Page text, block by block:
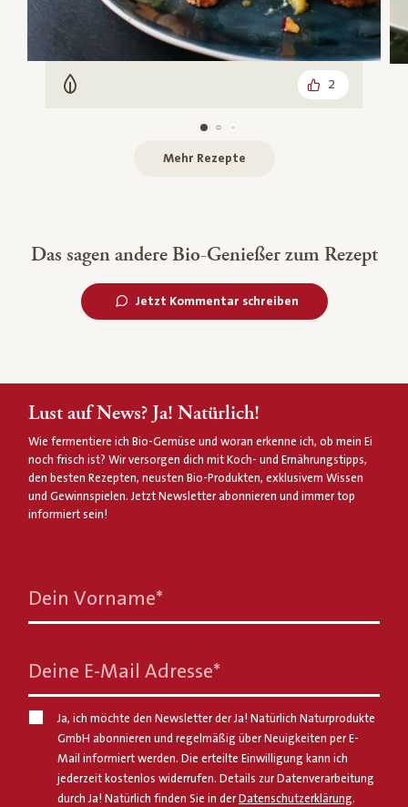
Vegetarisch 2
Mehr Rezepte
Das sagen andere Bio-Genießer zum Rezept
Jetzt Kommentar schreiben
Lust auf News? Ja! Natürlich!
Wie fermentiere ich Bio-Gemüse und woran erkenne ich, ob mein Ei
noch frisch ist? Wir versorgen dich mit Koch- und Ernährungstipps,
den besten Rezepten, neusten Bio-Produkten, exklusivem Wissen
und Gewinnspielen. Jetzt Newsletter abonnieren und immer top
informiert sein!
Dein Vorname*
Deine E-Mail Adresse*
Ja, ich möchte den Newsletter der Ja! Natürlich Naturprodukte
GmbH abonnieren und regelmäßig über Neuigkeiten per E-
Mail informiert werden. Die erteilte Einwilligung kann ich
jederzeit kostenlos widerrufen. Details zur Datenverarbeitung
durch Ja! Natürlich finden Sie in derDatenschutzerklärung.